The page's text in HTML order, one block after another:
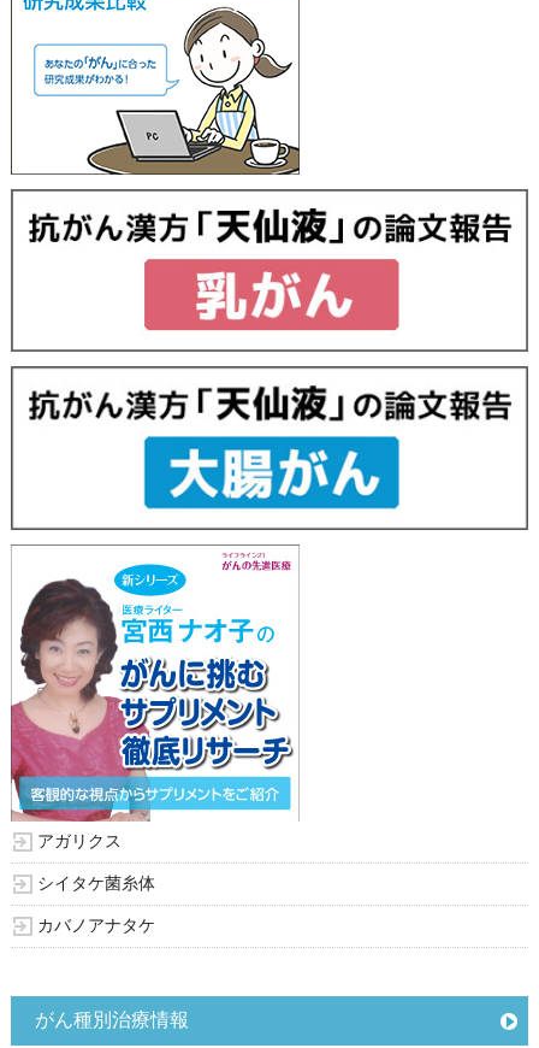
アガリクス
シイタケ菌糸体
カバノアナタケ
がん種別治療情報